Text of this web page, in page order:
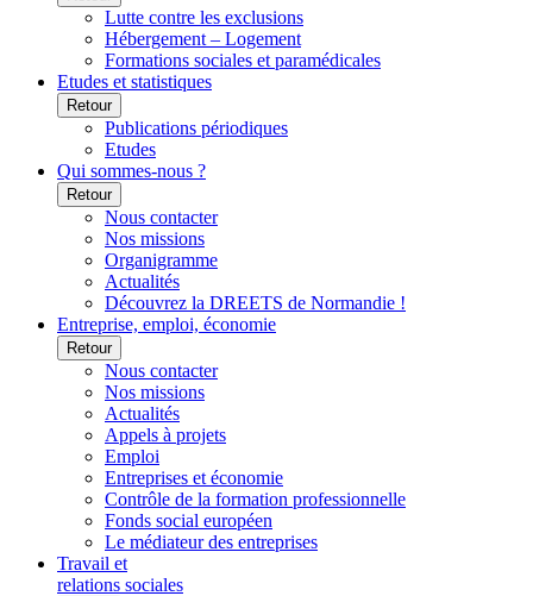
Lutte contre les exclusions
Hébergement – Logement
Formations sociales et paramédicales
Etudes et statistiques
Retour
Publications périodiques
Etudes
Qui sommes-nous ?
Retour
Nous contacter
Nos missions
Organigramme
Actualités
Découvrez la DREETS de Normandie !
Entreprise, emploi, économie
Retour
Nous contacter
Nos missions
Actualités
Appels à projets
Emploi
Entreprises et économie
Contrôle de la formation professionnelle
Fonds social européen
Le médiateur des entreprises
Travail et
relations sociales